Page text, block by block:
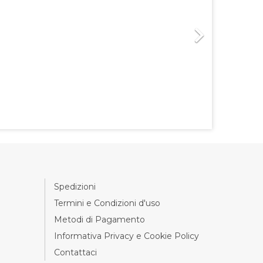

Spedizioni
Termini e Condizioni d'uso
Metodi di Pagamento
Informativa Privacy e Cookie Policy
Contattaci